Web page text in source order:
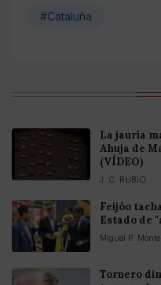
#Cataluña
La jauría
Ahuja de
(VÍDEO)
J. C. RUBIO
Feijóo
Estado de
Miguel P.
Tornero